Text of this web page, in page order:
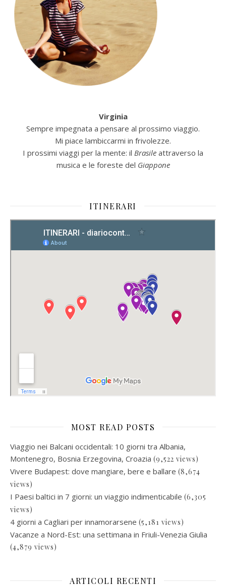
Virginia
Sempre impegnata a pensare al prossimo viaggio.
Mi piace lambiccarmi in frivolezze.
I prossimi viaggi per la mente: il Brasile attraverso la
musica e le foreste del Giappone
ITINERARI
MOST READ POSTS
Viaggio nei Balcani occidentali: 10 giorni tra Albania,
Montenegro, Bosnia Erzegovina, Croazia (9,522 views)
Vivere Budapest: dove mangiare, bere e ballare (8,674
views)
I Paesi baltici in 7 giorni: un viaggio indimenticabile (6,305
views)
4 giorni a Cagliari per innamorarsene (5,181 views)
Vacanze a Nord-Est: una settimana in Friuli-Venezia Giulia
(4,879 views)
ARTICOLI RECENTI